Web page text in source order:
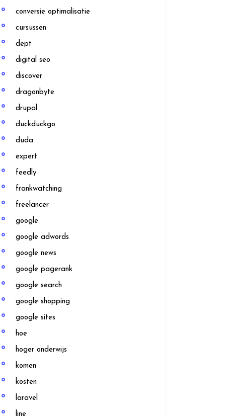
conversie optimalisatie
cursussen
dept
digital seo
discover
dragonbyte
drupal
duckduckgo
duda
expert
feedly
frankwatching
freelancer
google
google adwords
google news
google pagerank
google search
google shopping
google sites
hoe
hoger onderwijs
komen
kosten
laravel
line